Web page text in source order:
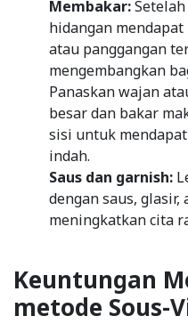
Membakar:
hidangan
atau panggangan
mengembangkan
Panaskan wajan
besar dan bakar
sisi untuk
indah.
Saus dan garnish:
dengan saus,
meningkatkan cita
Keuntungan
metode Sous-